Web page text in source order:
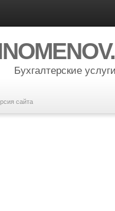
Бухгалтерские услуги
сайта